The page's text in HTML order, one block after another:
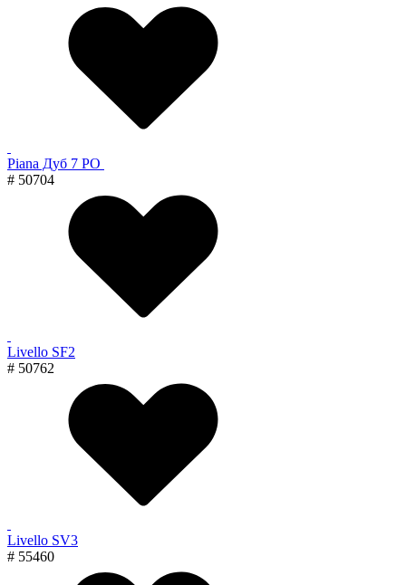
Piana Дуб 7 PO
# 50704
Livello SF2
# 50762
Livello SV3
# 55460